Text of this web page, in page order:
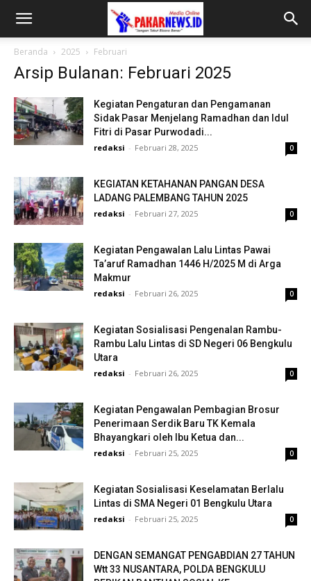
Beranda 2025 Februari
Arsip Bulanan: Februari 2025
Kegiatan Pengaturan dan Pengamanan
Sidak Pasar Menjelang Ramadhan dan Idul
Fitri di Pasar Purwodadi...
redaksi - Februari 28, 2025 0
KEGIATAN KETAHANAN PANGAN DESA
LADANG PALEMBANG TAHUN 2025
redaksi - Februari 27, 2025 0
Kegiatan Pengawalan Lalu Lintas Pawai
Ta’aruf Ramadhan 1446 H/2025 M di Arga
Makmur
redaksi - Februari 26, 2025 0
Kegiatan Sosialisasi Pengenalan Rambu-
Rambu Lalu Lintas di SD Negeri 06 Bengkulu
Utara
redaksi - Februari 26, 2025 0
Kegiatan Pengawalan Pembagian Brosur
Penerimaan Serdik Baru TK Kemala
Bhayangkari oleh Ibu Ketua dan...
redaksi - Februari 25, 2025 0
Kegiatan Sosialisasi Keselamatan Berlalu
Lintas di SMA Negeri 01 Bengkulu Utara
redaksi - Februari 25, 2025 0
DENGAN SEMANGAT PENGABDIAN 27 TAHUN
Wtt 33 NUSANTARA, POLDA BENGKULU